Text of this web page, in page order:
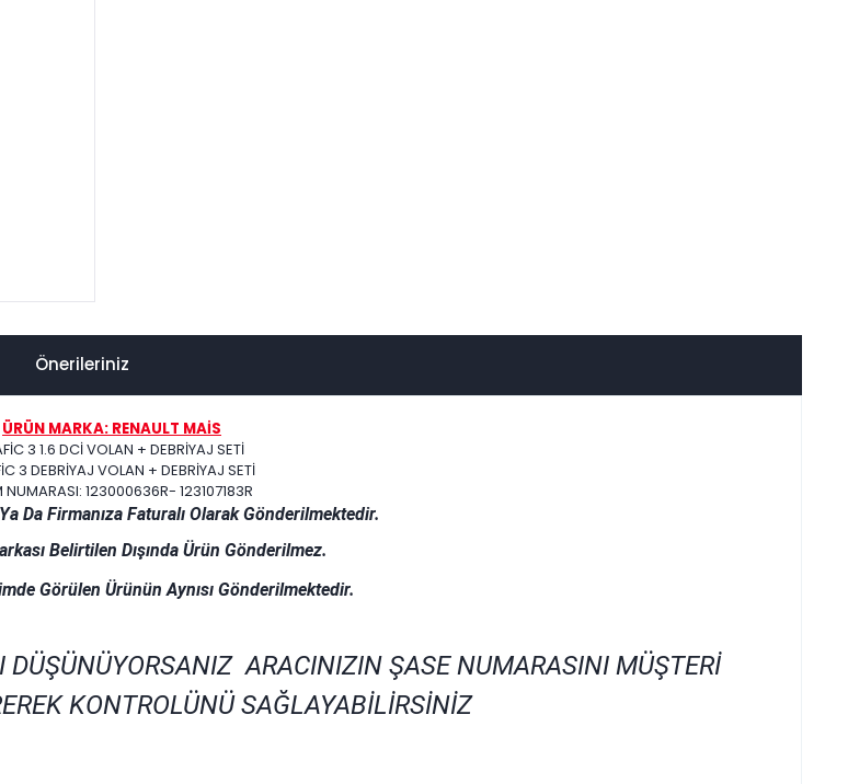
Önerileriniz
ÜRÜN MARKA: RENAULT MAİS
3 1.6 DCİ VOLAN + DEBRİYAJ SETİ
3 DEBRİYAJ VOLAN + DEBRİYAJ SETİ
NUMARASI: 123000636R- 123107183R
Da Firmanıza Faturalı Olarak Gönderilmektedir.
Belirtilen Dışında Ürün Gönderilmez.
Görülen Ürünün Aynısı Gönderilmektedir.
ARACINIZIN ŞASE NUMARASINI MÜŞTERİ
KONTROLÜNÜ SAĞLAYABİLİRSİNİZ